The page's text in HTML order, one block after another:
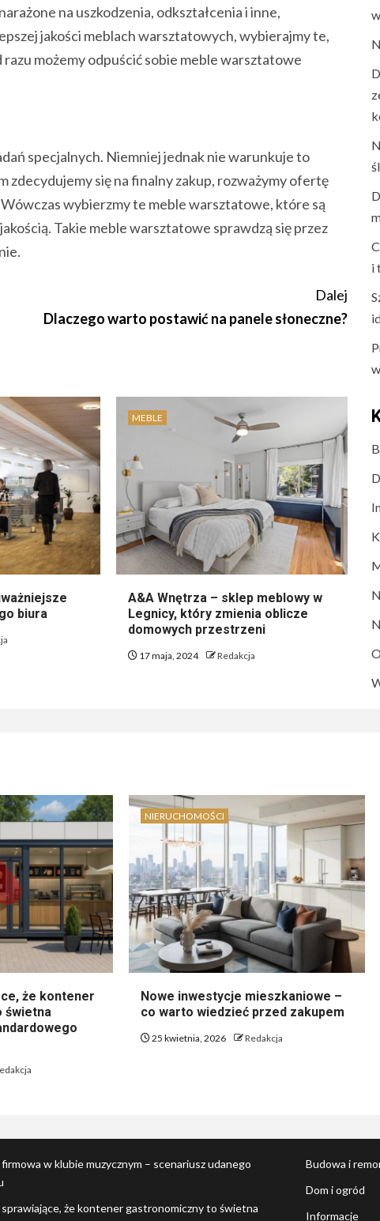
na uszkodzenia, odkształcenia i inne,
jakości meblach warsztatowych, wybierajmy te,
możemy odpuścić sobie meble warsztatowe
specjalnych. Niemniej jednak nie warunkuje to
zdecydujemy się na finalny zakup, rozważymy ofertę
wybierzmy te meble warsztatowe, które są
Takie meble warsztatowe sprawdzą się przez
Dalej
Dlaczego warto postawić na panele słoneczne?
biura
MEBLE
A&A Wnętrza – sklep meblowy w
Legnicy, który zmienia oblicze
domowych przestrzeni
17 maja, 2024 Redakcja
i
że kontener
świetna
NIERUCHOMOŚCI
Nowe inwestycje mieszkaniowe –
co warto wiedzieć przed zakupem
25 kwietnia, 2026 Redakcja
w klubie muzycznym – scenariusz udanego
sprawiające, że kontener gastronomiczny to świetna
Budowa i
Dom i ogród
Informacje